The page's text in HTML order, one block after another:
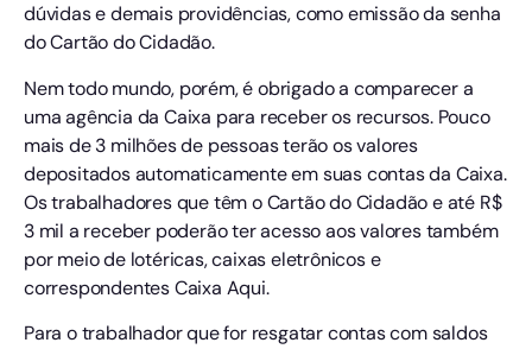
dúvidas e demais providências, como emissão da senha
do Cartão do Cidadão.
Nem todo mundo, porém, é obrigado a comparecer a
uma agência da Caixa para receber os recursos. Pouco
mais de 3 milhões de pessoas terão os valores
depositados automaticamente em suas contas da Caixa.
Os trabalhadores que têm o Cartão do Cidadão e até R$
3 mil a receber poderão ter acesso aos valores também
por meio de lotéricas, caixas eletrônicos e
correspondentes Caixa Aqui.
Para o trabalhador que for resgatar contas com saldos